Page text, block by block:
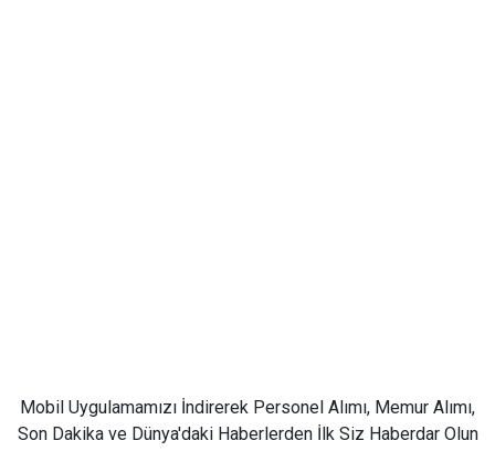
Mobil Uygulamamızı İndirerek Personel Alımı, Memur Alımı,
Son Dakika ve Dünya'daki Haberlerden İlk Siz Haberdar Olun